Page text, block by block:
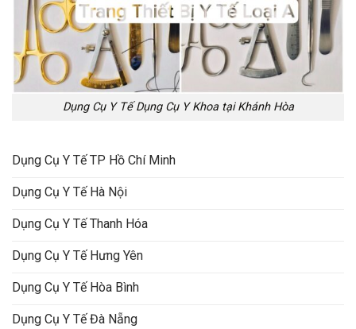
Dụng Cụ Y Tế Dụng Cụ Y Khoa tại Khánh Hòa
Dụng Cụ Y Tế TP Hồ Chí Minh
Dụng Cụ Y Tế Hà Nội
Dụng Cụ Y Tế Thanh Hóa
Dụng Cụ Y Tế Hưng Yên
Dụng Cụ Y Tế Hòa Bình
Dụng Cụ Y Tế Đà Nẵng